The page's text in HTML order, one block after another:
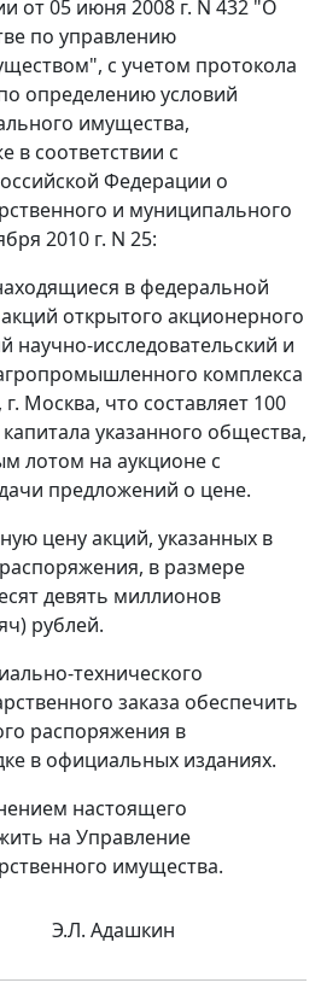
от 05 июня 2008 г. N 432 "О
по управлению
с учетом протокола
определению условий
имущества,
в соответствии с
Федерации о
и муниципального
2010 г. N 25:
в федеральной
открытого акционерного
научно-исследовательский и
комплекса
Москва, что составляет 100
указанного общества,
лотом на аукционе с
предложений о цене.
цену акций, указанных в
в размере
девять миллионов
рублей.
технического
заказа обеспечить
распоряжения в
в официальных изданиях.
настоящего
на Управление
имущества.
Э.Л. Адашкин